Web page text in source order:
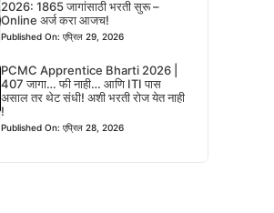
2026: 1865 जागांसाठी भरती सुरू –
Online अर्ज करा आजच!
Published On: एप्रिल 29, 2026
PCMC Apprentice Bharti 2026 |
407 जागा… फी नाही… आणि ITI पास
असाल तर थेट संधी! अशी भरती रोज येत नाही
!
Published On: एप्रिल 28, 2026